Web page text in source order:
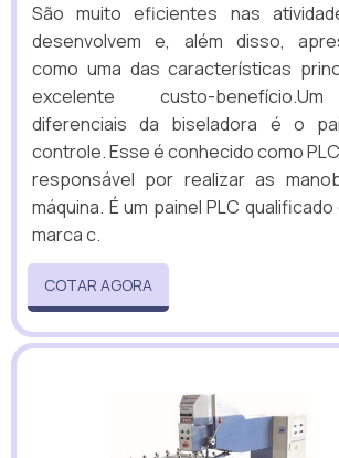
São muito eficientes nas
desenvolvem e, além disso,
como uma das características
excelente custo-
diferenciais da biseladora é o
controle. Esse é conhecido como
responsável por realizar as
máquina. É um painel PLC qualificado
marca c.
COTAR AGORA